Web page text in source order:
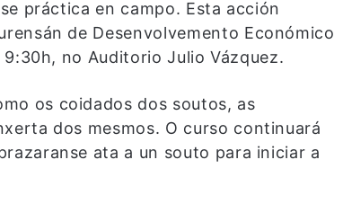
práctica en campo. Esta acción
de Desenvolvemento Económico
no Auditorio Julio Vázquez.
os coidados dos soutos, as
dos mesmos. O curso continuará
ata a un souto para iniciar a